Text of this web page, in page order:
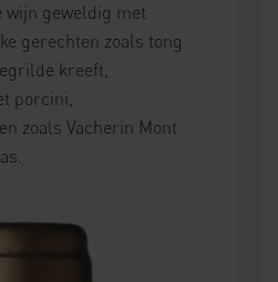
wijn geweldig met
gerechten zoals tong
kreeft,
porcini,
zoals Vacherin Mont